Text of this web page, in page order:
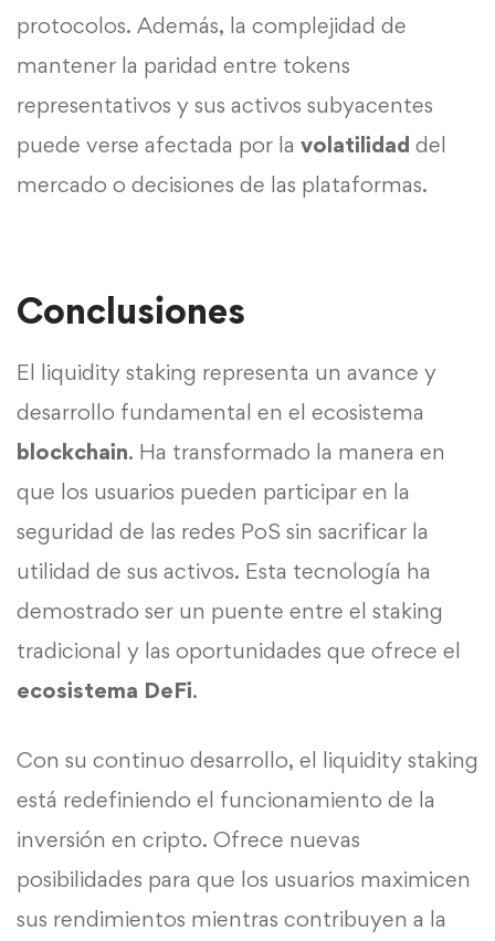
protocolos. Además, la complejidad de
mantener la paridad entre tokens
representativos y sus activos subyacentes
puede verse afectada por la volatilidad del
mercado o decisiones de las plataformas.
Conclusiones
El liquidity staking representa un avance y
desarrollo fundamental en el ecosistema
blockchain. Ha transformado la manera en
que los usuarios pueden participar en la
seguridad de las redes PoS sin sacrificar la
utilidad de sus activos. Esta tecnología ha
demostrado ser un puente entre el staking
tradicional y las oportunidades que ofrece el
ecosistema DeFi.
Con su continuo desarrollo, el liquidity staking
está redefiniendo el funcionamiento de la
inversión en cripto. Ofrece nuevas
posibilidades para que los usuarios maximicen
sus rendimientos mientras contribuyen a la